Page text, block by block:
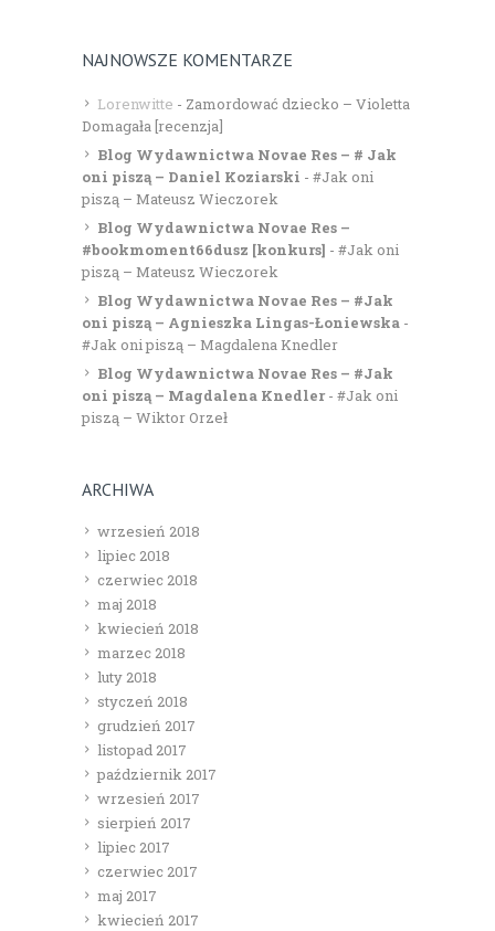
NAJNOWSZE KOMENTARZE
Lorenwitte - Zamordować dziecko – Violetta
Domagała [recenzja]
Blog Wydawnictwa Novae Res – # Jak
oni piszą – Daniel Koziarski - #Jak oni
piszą – Mateusz Wieczorek
Blog Wydawnictwa Novae Res –
#bookmoment66dusz [konkurs] - #Jak oni
piszą – Mateusz Wieczorek
Blog Wydawnictwa Novae Res – #Jak
oni piszą – Agnieszka Lingas-Łoniewska -
#Jak oni piszą – Magdalena Knedler
Blog Wydawnictwa Novae Res – #Jak
oni piszą – Magdalena Knedler- #Jak oni
piszą – Wiktor Orzeł
ARCHIWA
wrzesień 2018
lipiec 2018
czerwiec 2018
maj 2018
kwiecień 2018
marzec 2018
luty 2018
styczeń 2018
grudzień 2017
listopad 2017
październik 2017
wrzesień 2017
sierpień 2017
lipiec 2017
czerwiec 2017
maj 2017
kwiecień 2017